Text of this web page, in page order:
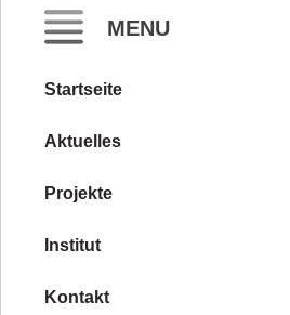
MENU
Zum
springen
Startseite
Aktuelles
Projekte
Institut
Kontakt